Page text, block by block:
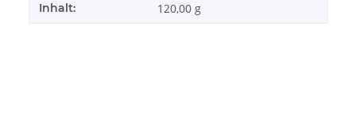
Inhalt: 120,00 g